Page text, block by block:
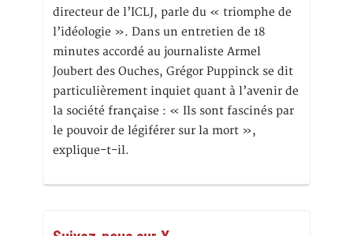
directeur de l’ICLJ, parle du « triomphe de
l’idéologie ». Dans un entretien de 18
minutes accordé au journaliste Armel
Joubert des Ouches, Grégor Puppinck se dit
particulièrement inquiet quant à l’avenir de
la société française : « Ils sont fascinés par
le pouvoir de légiférer sur la mort »,
explique-t-il.